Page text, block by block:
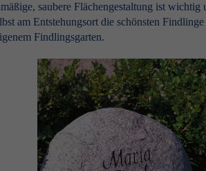
saubere Flächengestaltung ist wichtig
am Entstehungsort die schönsten Findlinge
Findlingsgarten.